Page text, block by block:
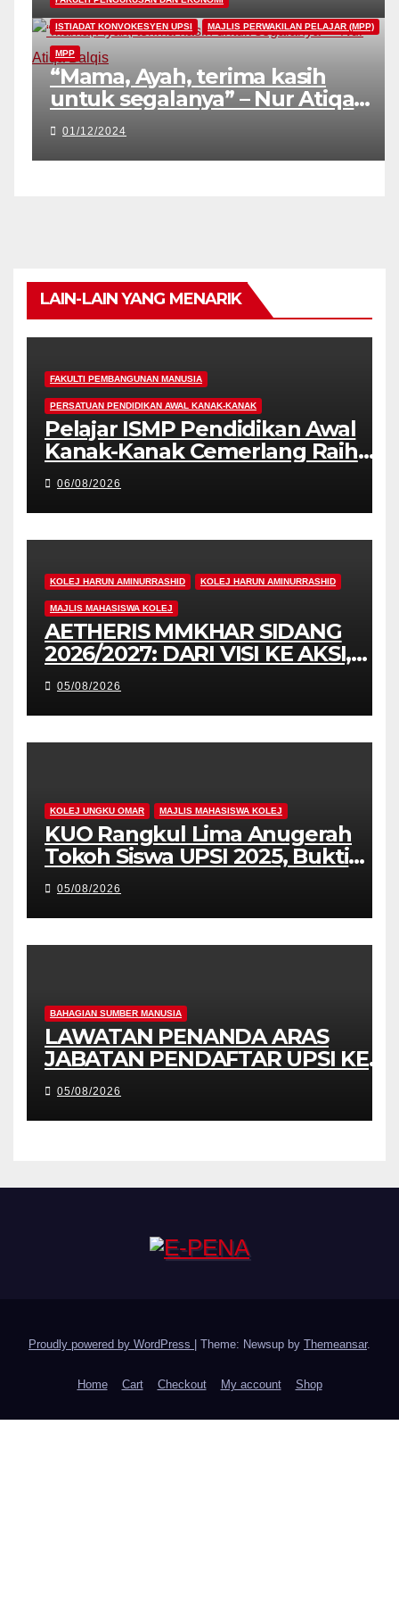
ISTIADAT KONVOKESYEN UPSI MAJLIS PERWAKILAN PELAJAR (MPP)
MPP
“Mama, Ayah, terima kasih
untuk segalanya” – Nur Atiqa
Balqis
01/12/2024
LAIN-LAIN YANG MENARIK
FAKULTI PEMBANGUNAN MANUSIA
PERSATUAN PENDIDIKAN AWAL KANAK-KANAK
Pelajar ISMP Pendidikan Awal
Kanak-Kanak Cemerlang Raih
Pengiktirafan Antarabangsa di
IAM2026
06/08/2026
KOLEJ HARUN AMINURRASHID KOLEJ HARUN AMINURRASHID
MAJLIS MAHASISWA KOLEJ
AETHERIS MMKHAR SIDANG
2026/2027: DARI VISI KE AKSI,
MEMBINA LEGASI GENERASI
PEMIMPIN
05/08/2026
KOLEJ UNGKU OMAR MAJLIS MAHASISWA KOLEJ
KUO Rangkul Lima Anugerah
Tokoh Siswa UPSI 2025, Bukti
Kecemerlangan Mahasiswa
Holistik
05/08/2026
BAHAGIAN SUMBER MANUSIA
LAWATAN PENANDA ARAS
JABATAN PENDAFTAR UPSI KE
JABATAN PENDAFTAR UniSZA –
PERKUKUH KERJASAMA
STRATEGIK INSTITUSI
05/08/2026
Proudly powered by WordPress Theme: Newsup by Themeansar.
Home Cart Checkout My account Shop